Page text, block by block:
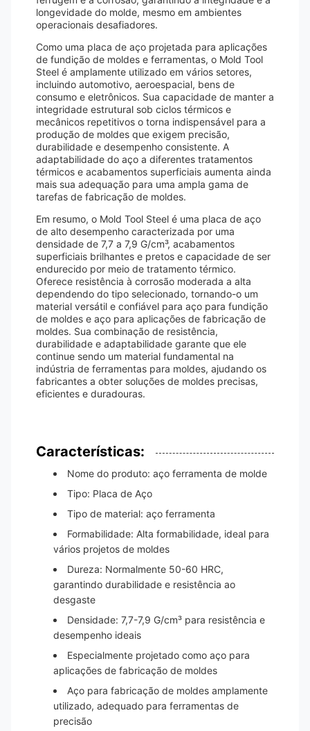
longevidade do molde, mesmo em ambientes
operacionais desafiadores.
Como uma placa de aço projetada para aplicações
de fundição de moldes e ferramentas, o Mold Tool
Steel é amplamente utilizado em vários setores,
incluindo automotivo, aeroespacial, bens de
consumo e eletrônicos. Sua capacidade de manter a
integridade estrutural sob ciclos térmicos e
mecânicos repetitivos o torna indispensável para a
produção de moldes que exigem precisão,
durabilidade e desempenho consistente. A
adaptabilidade do aço a diferentes tratamentos
térmicos e acabamentos superficiais aumenta ainda
mais sua adequação para uma ampla gama de
tarefas de fabricação de moldes.
Em resumo, o Mold Tool Steel é uma placa de aço
de alto desempenho caracterizada por uma
densidade de 7,7 a 7,9 G/cm³, acabamentos
superficiais brilhantes e pretos e capacidade de ser
endurecido por meio de tratamento térmico.
Oferece resistência à corrosão moderada a alta
dependendo do tipo selecionado, tornando-o um
material versátil e confiável para aço para fundição
de moldes e aço para aplicações de fabricação de
moldes. Sua combinação de resistência,
durabilidade e adaptabilidade garante que ele
continue sendo um material fundamental na
indústria de ferramentas para moldes, ajudando os
fabricantes a obter soluções de moldes precisas,
eficientes e duradouras.
Características:
Nome do produto: aço ferramenta de molde
Tipo: Placa de Aço
Tipo de material: aço ferramenta
Formabilidade: Alta formabilidade, ideal para
vários projetos de moldes
Dureza: Normalmente 50-60 HRC,
garantindo durabilidade e resistência ao
desgaste
Densidade: 7,7-7,9 G/cm³ para resistência e
desempenho ideais
Especialmente projetado como aço para
aplicações de fabricação de moldes
Aço para fabricação de moldes amplamente
utilizado, adequado para ferramentas de
precisão